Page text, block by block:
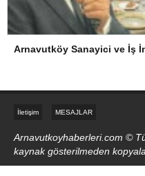
İletişim MESAJLAR
Arnavutkoyhaberleri.com ©
kaynak gösterilmeden